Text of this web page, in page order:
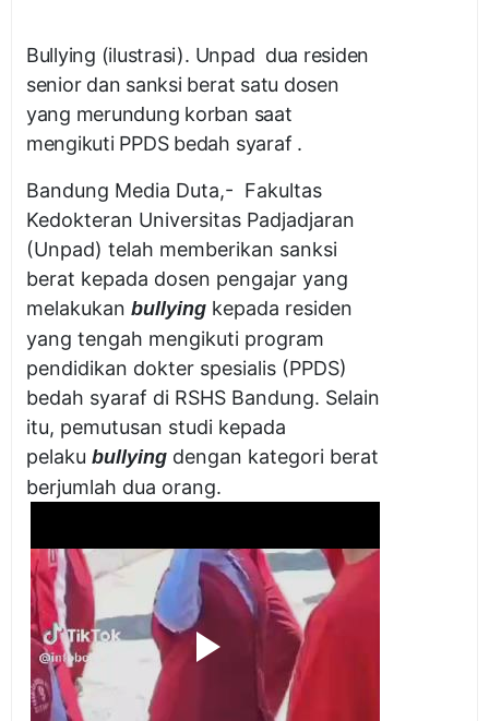
Bullying (ilustrasi). Unpad dua residen
senior dan sanksi berat satu dosen
yang merundung korban saat
mengikuti PPDS bedah syaraf .
Bandung Media Duta,- Fakultas
Kedokteran Universitas Padjadjaran
(Unpad) telah memberikan sanksi
berat kepada dosen pengajar yang
melakukan bullyingkepada residen
yang tengah mengikuti program
pendidikan dokter spesialis (PPDS)
bedah syaraf di RSHS Bandung. Selain
itu, pemutusan studi kepada
pelaku bullyingdengan kategori berat
berjumlah dua orang.